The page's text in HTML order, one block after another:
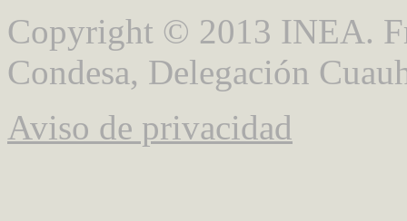
Copyright © 2013 INEA.
Condesa, Delegación
Aviso de privacidad